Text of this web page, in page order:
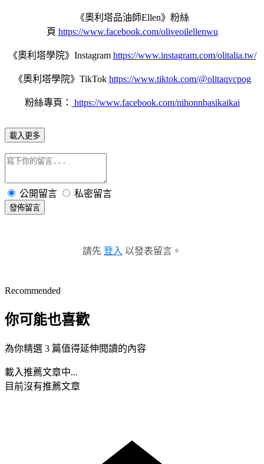
《奧利塔品油師Ellen》粉絲
頁 https://www.facebook.com/oliveoilellenwu
《奧利塔學院》 Instagram https://www.instagram.com/olitalia.tw/
《奧利塔學院》TikTok https://www.tiktok.com/@olitaqvcpog
粉絲專頁： https://www.facebook.com/nihonnbasikaikai
載入更多
公開留言 私密留言
發佈留言
請先 登入 以發表留言。
Recommended
你可能也喜歡
為你精選 3 篇值得延伸閱讀的內容
載入推薦文章中...
目前沒有推薦文章